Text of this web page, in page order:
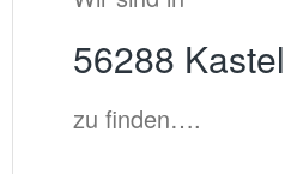
56288
zu finden….